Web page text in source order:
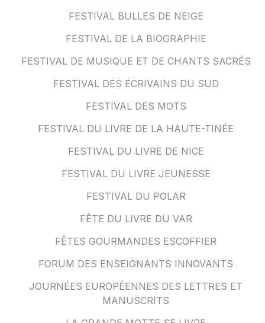
FESTIVAL BULLES DE NEIGE
FESTIVAL DE LA BIOGRAPHIE
FESTIVAL DE MUSIQUE ET DE CHANTS SACRÉS
FESTIVAL DES ÉCRIVAINS DU SUD
FESTIVAL DES MOTS
FESTIVAL DU LIVRE DE LA HAUTE-TINÉE
FESTIVAL DU LIVRE DE NICE
FESTIVAL DU LIVRE JEUNESSE
FESTIVAL DU POLAR
FÊTE DU LIVRE DU VAR
FÊTES GOURMANDES ESCOFFIER
FORUM DES ENSEIGNANTS INNOVANTS
JOURNÉES EUROPÉENNES DES LETTRES ET
MANUSCRITS